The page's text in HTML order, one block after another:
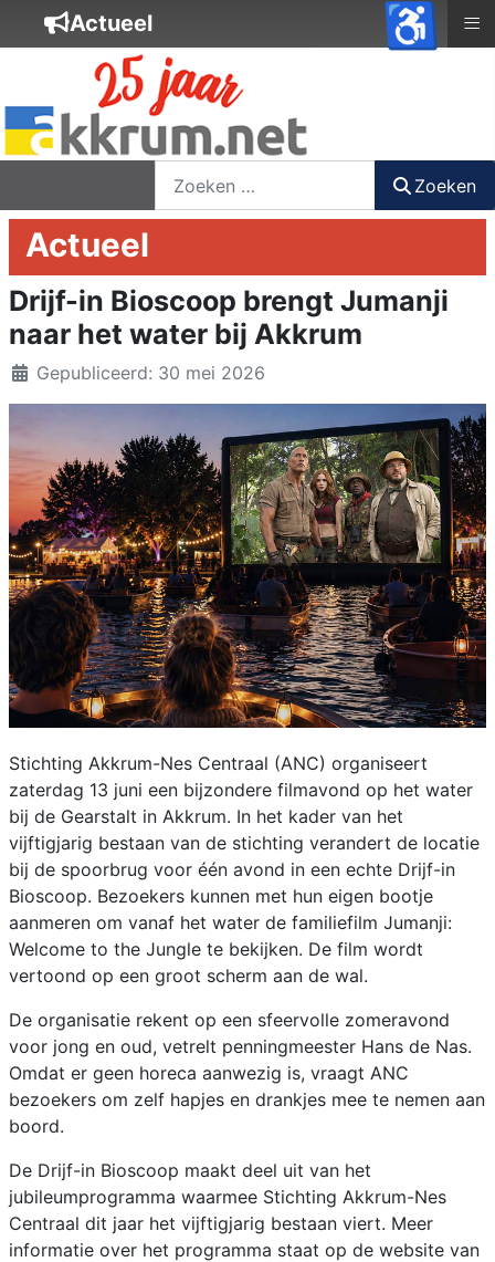
Zoeken
Actueel
Drijf-in Bioscoop brengt Jumanji
naar het water bij Akkrum
DetailsGepubliceerd: 30 mei 2026
Stichting Akkrum-Nes Centraal (ANC) organiseert
zaterdag 13 juni een bijzondere filmavond op het water
bij de Gearstalt in Akkrum. In het kader van het
vijftigjarig bestaan van de stichting verandert de locatie
bij de spoorbrug voor één avond in een echte Drijf-in
Bioscoop. Bezoekers kunnen met hun eigen bootje
aanmeren om vanaf het water de familiefilm Jumanji:
Welcome to the Jungle te bekijken. De film wordt
vertoond op een groot scherm aan de wal.
De organisatie rekent op een sfeervolle zomeravond
voor jong en oud, vetrelt penningmeester Hans de Nas.
Omdat er geen horeca aanwezig is, vraagt ANC
bezoekers om zelf hapjes en drankjes mee te nemen aan
boord.
De Drijf-in Bioscoop maakt deel uit van het
jubileumprogramma waarmee Stichting Akkrum-Nes
Centraal dit jaar het vijftigjarig bestaan viert. Meer
informatie over het programma staat op de website van
Actueel ≡
♿